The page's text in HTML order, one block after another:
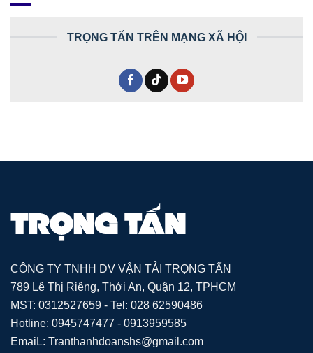
TRỌNG TẤN TRÊN MẠNG XÃ HỘI
CÔNG TY TNHH DV VẬN TẢI TRỌNG TẤN
789 Lê Thị Riêng, Thới An, Quận 12, TPHCM
MST: 0312527659 - Tel: 028 62590486
Hotline: 0945747477 - 0913959585
EmaiL: Tranthanhdoanshs@gmail.com